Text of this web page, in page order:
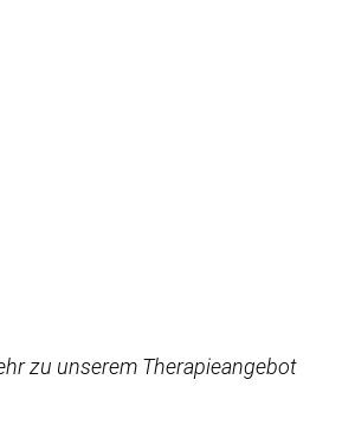
zu unserem Therapieangebot